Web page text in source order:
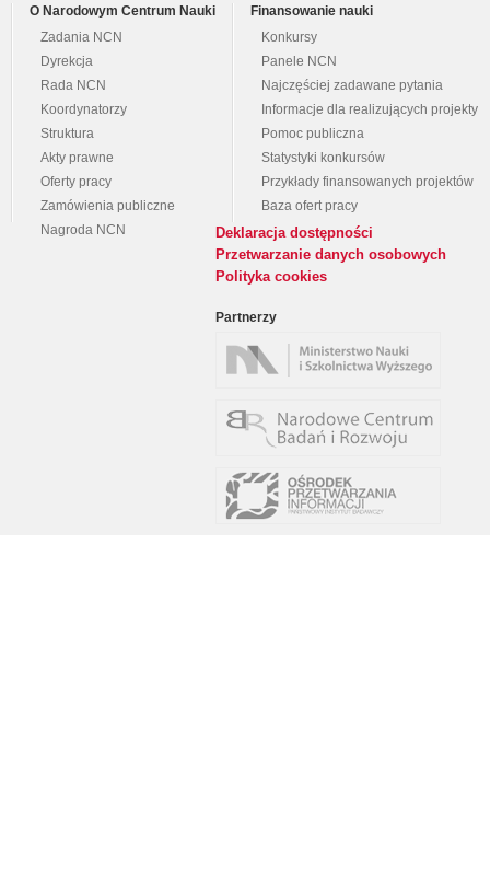
O Narodowym Centrum Nauki
Zadania NCN
Dyrekcja
Rada NCN
Koordynatorzy
Struktura
Akty prawne
Oferty pracy
Zamówienia publiczne
Nagroda NCN
Finansowanie nauki
Konkursy
Panele NCN
Najczęściej zadawane pytania
Informacje dla realizujących projekty
Pomoc publiczna
Statystyki konkursów
Przykłady finansowanych projektów
Baza ofert pracy
Deklaracja dostępności
Przetwarzanie danych osobowych
Polityka cookies
Partnerzy